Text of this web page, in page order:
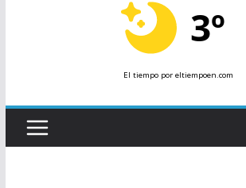
3º
El tiempopor eltiempoen.com